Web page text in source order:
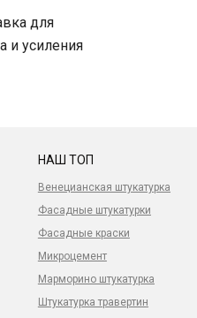
для
и усиления
НАШ ТОП
Венецианская штукатурка
Фасадные штукатурки
Фасадные краски
Микроцемент
Марморино штукатурка
Штукатурка травертин